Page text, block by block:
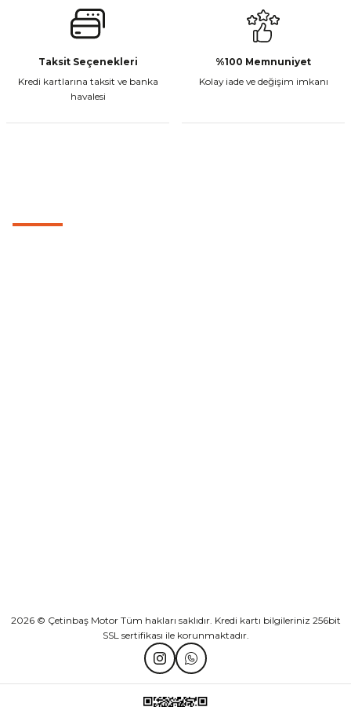
Taksit Seçenekleri
Kredi kartlarına taksit ve banka
havalesi
%100 Memnuniyet
Kolay iade ve değişim imkanı
2026 © Çetinbaş Motor Tüm hakları saklıdır. Kredi kartı bilgileriniz 256bit
SSL sertifikası ile korunmaktadır.